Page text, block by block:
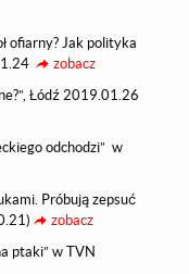
ofiarny? Jak polityka
zobacz
Łódź 2019.01.26
odchodzi” w
Próbują zepsuć
zobacz
ptaki” w TVN